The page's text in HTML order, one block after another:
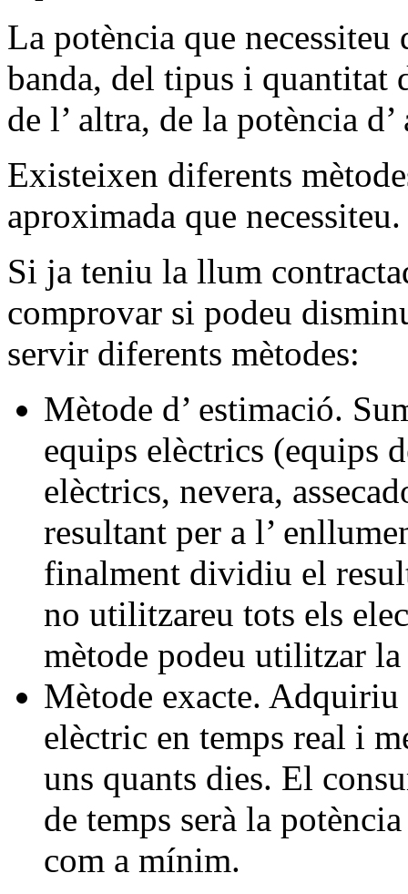
La potència que necessiteu
banda, del tipus i quantitat
de l’ altra, de la potència
Existeixen diferents
aproximada que necessiteu.
Si ja teniu la llum
comprovar si podeu
servir diferents mètodes:
Mètode d’ estimació.
equips elèctrics (equips
elèctrics, nevera,
resultant per a l’
finalment dividiu el
no utilitzareu tots els
mètode podeu utilitzar
Mètode exacte.
elèctric en temps real i
uns quants dies. El
de temps serà la
com a mínim.